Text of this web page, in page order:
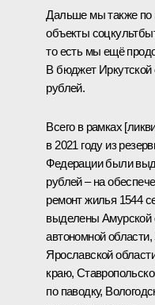
Дальше мы также по
объекты
то есть мы ещё
В бюджет
рублей.
Всего в рамках
в 2021 году из
Федерации были
рублей – на
ремонт жилья 1544
выделены Амурской
автономной
Ярославской
краю,
по паводку,